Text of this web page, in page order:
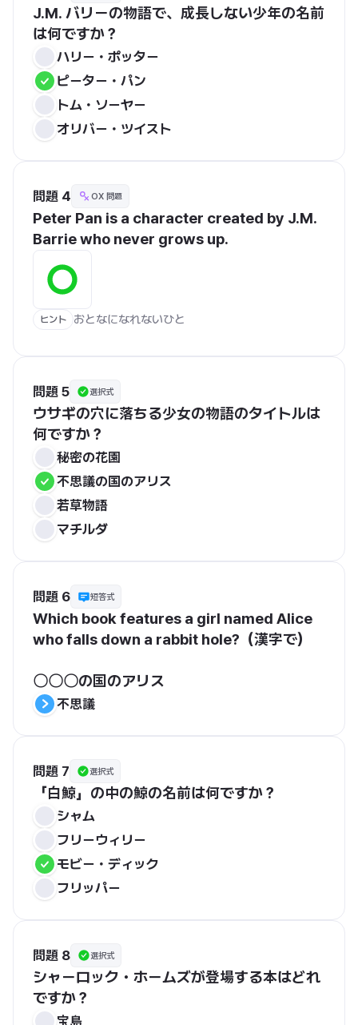
J.M. バリーの物語で、成長しない少年の名前
は何ですか？
ハリー・ポッター
ピーター・パン
トム・ソーヤー
オリバー・ツイスト
問題 4 OX 問題
Peter Pan is a character created by J.M.
Barrie who never grows up.
ヒント おとなになれないひと
問題 5 選択式
ウサギの穴に落ちる少女の物語のタイトルは
何ですか？
秘密の花園
不思議の国のアリス
若草物語
マチルダ
問題 6 短答式
Which book features a girl named Alice
who falls down a rabbit hole?（漢字で）
〇〇〇の国のアリス
不思議
問題 7 選択式
「白鯨」の中の鯨の名前は何ですか？
シャム
フリーウィリー
モビー・ディック
フリッパー
問題 8 選択式
シャーロック・ホームズが登場する本はどれ
ですか？
宝島